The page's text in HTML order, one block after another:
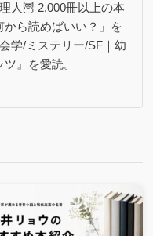
人🦉 2,000冊以上の本
から読めばいい？」を
学/ミステリー/SF｜幼
』を愛読。